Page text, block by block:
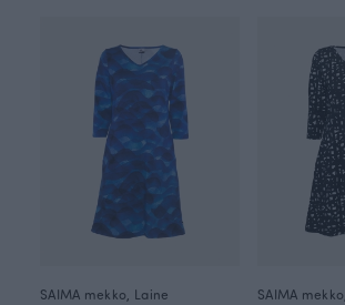
SAIMA mekko, Laine
SAIMA